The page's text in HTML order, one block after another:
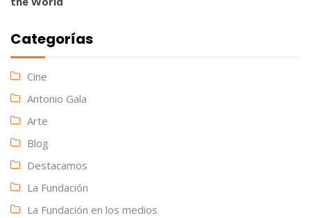
Categorías
Cine
Antonio Gala
Arte
Blog
Destacamos
La Fundación
La Fundación en los medios